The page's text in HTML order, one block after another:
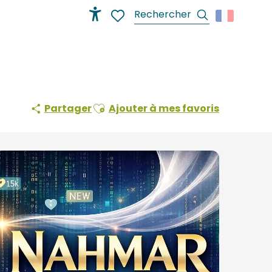
Recherche
PartagerAjouter aux favoris
Ajouter à mes favoris